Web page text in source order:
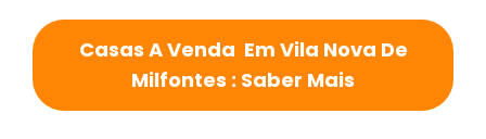
Casas A Venda Em Vila Nova De
Milfontes : Saber Mais